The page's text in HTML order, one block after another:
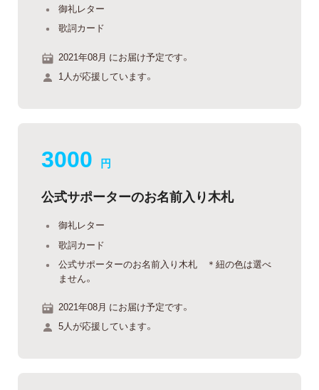
御礼レター
歌詞カード
2021年08月 にお届け予定です。
1人が応援しています。
3000 円
公式サポーターのお名前入り木札
御礼レター
歌詞カード
公式サポーターのお名前入り木札 ＊紐の色は選べ
ません。
2021年08月 にお届け予定です。
5人が応援しています。